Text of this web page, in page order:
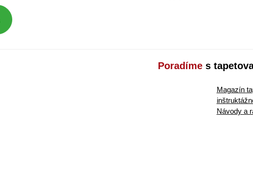
Poradímes
Magazín
Návody a